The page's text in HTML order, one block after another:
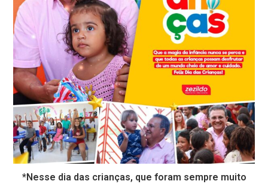
*Nesse dia das crianças, que foram sempre muito